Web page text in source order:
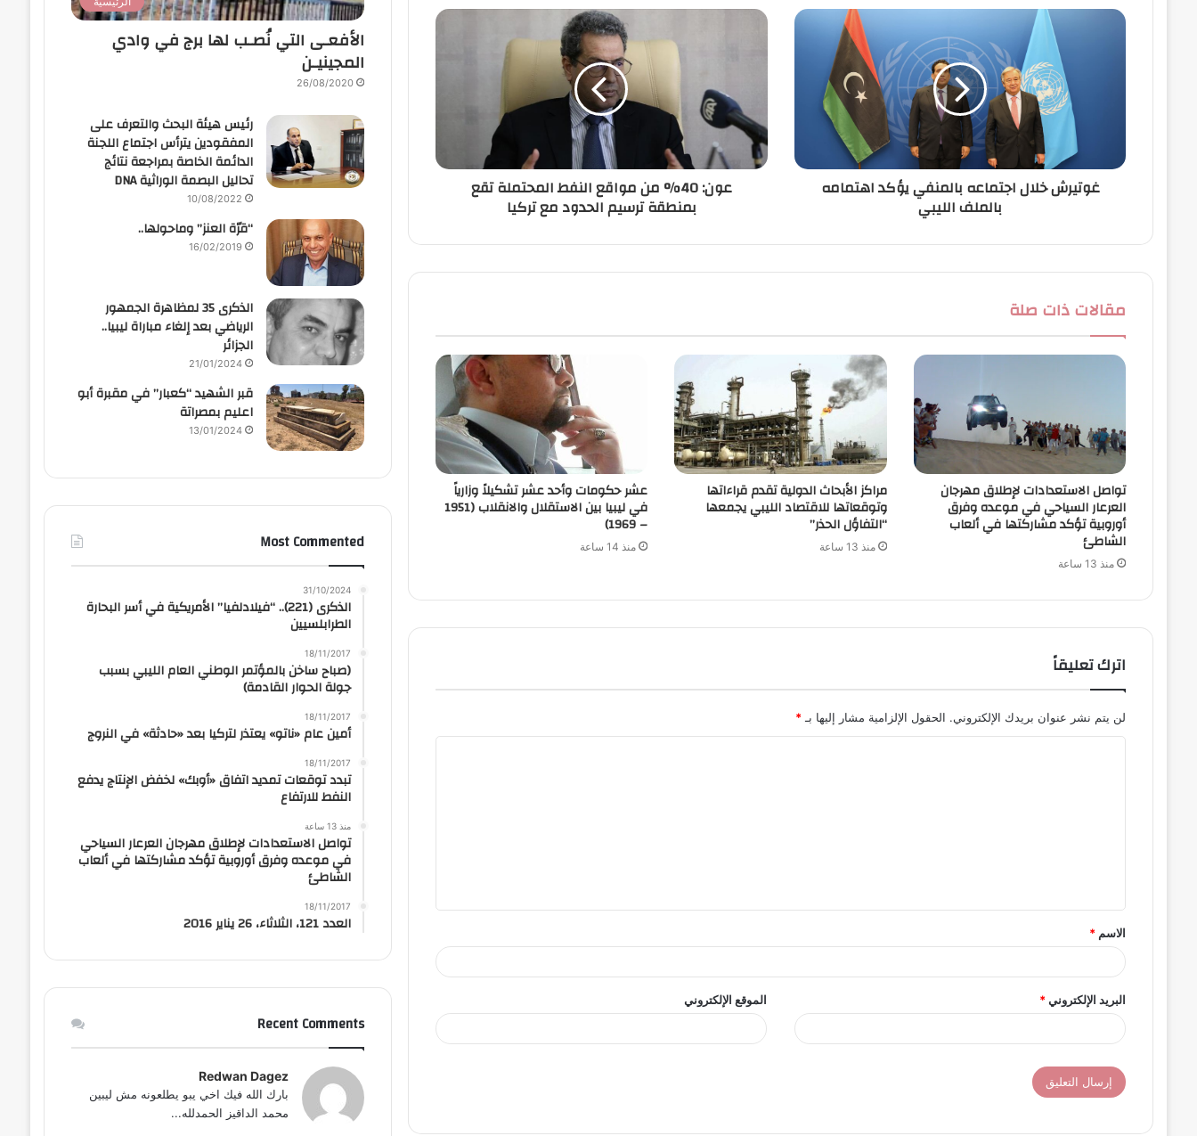
ا
غوتيرش خلال اجتماعه بالمنفي يؤكد اهتمامه
بالملف الليبي
عون: 40% من مواقع النفط المحتملة تقع
بمنطقة ترسيم الحدود مع تركيا
مقالات ذات صلة
تواصل الاستعدادات لإطلاق مهرجان
العرعار السياحي في موعده وفرق
أوروبية تؤكد مشاركتها في ألعاب
الشاطئ
منذ 13 ساعة
مراكز الأبحاث الدولية تقدم قراءاتها
وتوقعاتها للاقتصاد الليبي يجمعها
“التفاؤل الحذر”
منذ 13 ساعة
عشر حكومات وأحد عشر تشكيلاً وزارياً
في ليبيا بين الاستقلال والانقلاب (1951
– 1969)
منذ 14 ساعة
اترك تعليقاً
لن يتم نشر عنوان بريدك الإلكتروني. الحقول الإلزامية مشار إليها بـ*
ق
*
الاسم *
البريد الإلكتروني* الموقع الإلكتروني
الأفعـى التي نُصـب لها برج في وادي
المجينيـن
26/08/2020
رئيس هيئة البحث والتعرف على
المفقودين يترأس اجتماع اللجنة
الدائمة الخاصة بمراجعة نتائج
تحاليل البصمة الوراثية DNA
10/08/2022
“قرّة العنز” وماحولها..
16/02/2019
الذكرى 35 لمظاهرة الجمهور
الرياضي بعد إلغاء مباراة ليبيا..
الجزائر
21/01/2024
قبر الشهيد “كعبار” في مقبرة أبو
اعليم بمصراتة
13/01/2024
Most Commented
31/10/2024
الذكرى (221).. “فيلادلفيا” الأمريكية في أسر البحارة
الطرابلسيين
18/11/2017
(صباح ساخن بالمؤتمر الوطني العام الليبي بسبب
جولة الحوار القادمة)
18/11/2017
أمين عام «ناتو» يعتذر لتركيا بعد «حادثة» في النروج
18/11/2017
تبدد توقعات تمديد اتفاق «أوبك» لخفض الإنتاج يدفع
النفط للارتفاع
منذ 13 ساعة
تواصل الاستعدادات لإطلاق مهرجان العرعار السياحي
في موعده وفرق أوروبية تؤكد مشاركتها في ألعاب
الشاطئ
18/11/2017
العدد 121، الثلاثاء، 26 يناير 2016
Recent Comments
Redwan Dagez
بارك الله فيك اخي يبو يطلعونه مش ليبين
محمد الداقيز الحمدلله...